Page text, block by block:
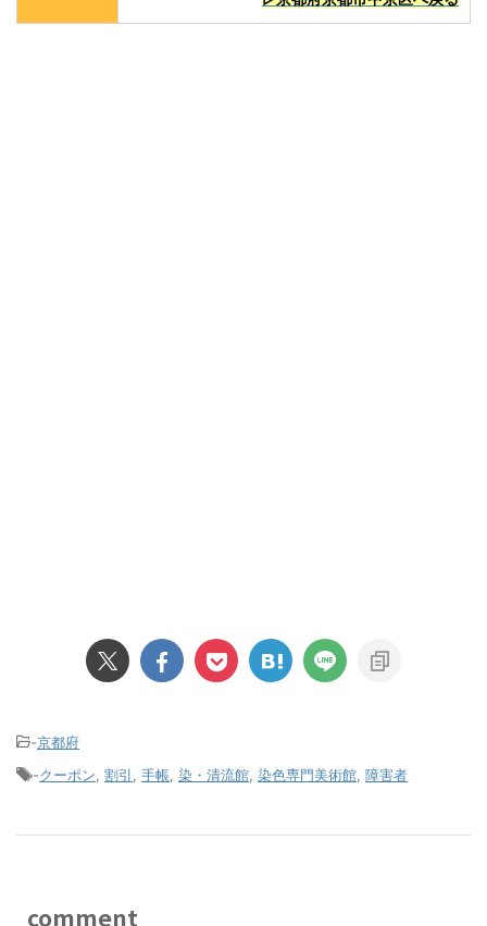
-京都府
-クーポン 割引 手帳 染・清流館 染色専門美術館 障害者
comment